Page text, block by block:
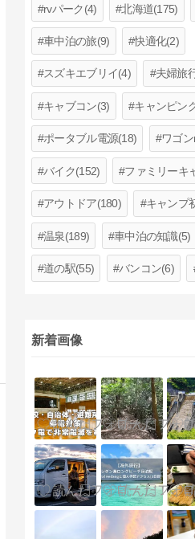
rvパーク(4) 北海道(175)
車中泊の旅(9) 快適化(2)
スズキエブリイ(4) 夫婦旅
キャブコン(3) キャンピン
ポータブル電源(18) ワゴ
バイク(152) ファミリーキ
アウトドア(180) キャンプ
温泉(189) 車中泊の知識(5)
道の駅(55) バンコン(6)
新着画像